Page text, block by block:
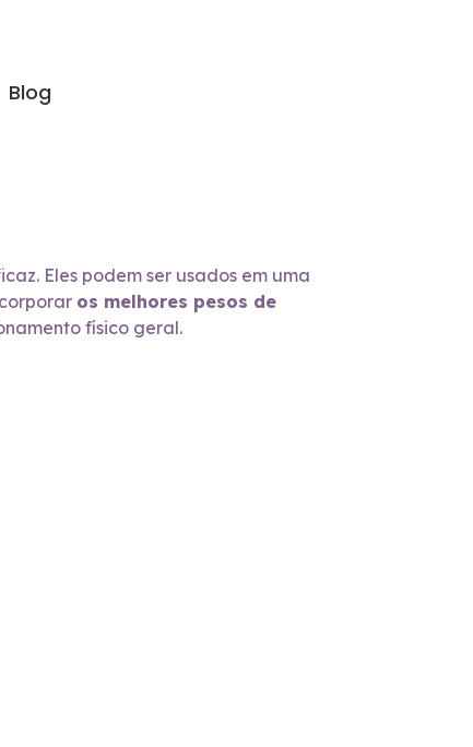
Blog
Eles podem ser usados em uma
os melhores pesos de
físico geral.